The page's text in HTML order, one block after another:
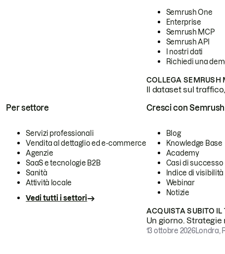
Semrush One
Enterprise
Semrush MCP
Semrush API
I nostri dati
Richiedi una
COLLEGA SEMRUSH
Il dataset sul
Per settore
Servizi professionali
Vendita al dettaglio ed e-commerce
Agenzie
SaaS e tecnologie B2B
Sanità
Attività locale
Vedi tutti i settori
Cresci con Semrush
Blog
Knowledge Base
Academy
Casi di successo
Indice di visibilità
Webinar
Notizie
ACQUISTA SUBITO IL
Un giorno.
13 ottobre 2026Londra,